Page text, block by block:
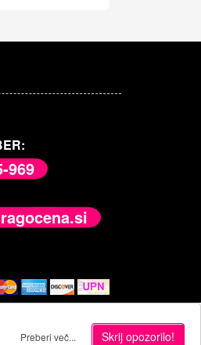
969
Skrij opozorilo!
Preberi več...